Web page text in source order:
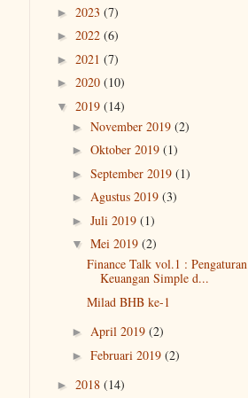
► 2023 (7)
► 2022 (6)
► 2021 (7)
► 2020 (10)
▼ 2019 (14)
► November 2019 (2)
► Oktober 2019 (1)
► September 2019 (1)
► Agustus 2019 (3)
► Juli 2019 (1)
▼ Mei 2019 (2)
Finance Talk vol.1 : Pengaturan
Keuangan Simple d...
Milad BHB ke-1
► April 2019 (2)
► Februari 2019 (2)
► 2018 (14)